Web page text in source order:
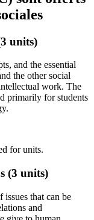
units)
and the essential
the other social
work. The
primarily for students
for units.
(3 units)
that can be
and